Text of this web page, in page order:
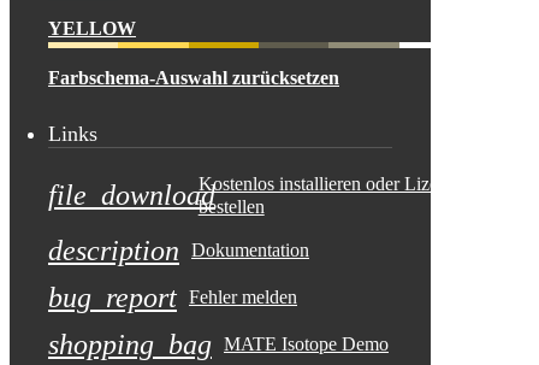
YELLOW
Farbschema-Auswahl zurücksetzen
Links
file_downloadKostenlos installieren oder Lizenz
bestellen
description Dokumentation
bug_report Fehler melden
shopping_bag MATE Isotope Demo